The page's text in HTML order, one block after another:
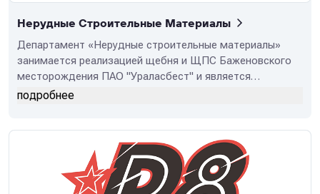
Нерудные Строительные Материалы
Департамент «Нерудные строительные материалы»
занимается реализацией щебня и ЩПС Баженовского
месторождения ПАО "Ураласбест" и является
крупнейшим поставщиком нерудных строительных
подробнее